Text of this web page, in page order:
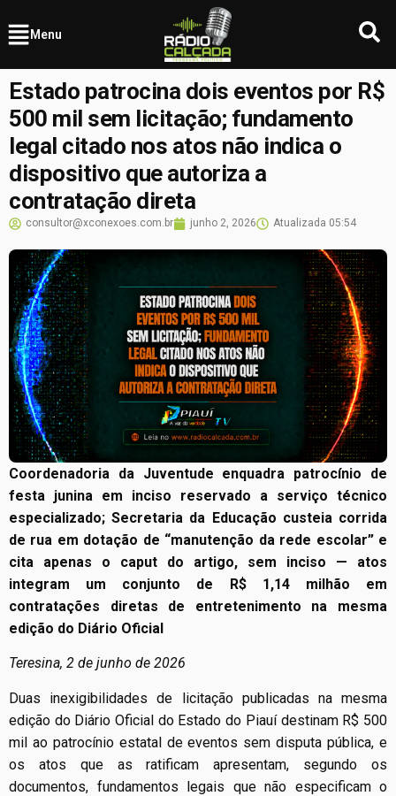
Menu
Estado patrocina dois eventos por R$
500 mil sem licitação; fundamento
legal citado nos atos não indica o
dispositivo que autoriza a
contratação direta
consultor@xconexoes.com.br junho 2, 2026 Atualizada 05:54
Coordenadoria da Juventude enquadra patrocínio de
festa junina em inciso reservado a serviço técnico
especializado; Secretaria da Educação custeia corrida
de rua em dotação de “manutenção da rede escolar” e
cita apenas o caput do artigo, sem inciso — atos
integram um conjunto de R$ 1,14 milhão em
contratações diretas de entretenimento na mesma
edição do Diário Oficial
Teresina, 2 de junho de 2026
Duas inexigibilidades de licitação publicadas na mesma
edição do Diário Oficial do Estado do Piauí destinam R$ 500
mil ao patrocínio estatal de eventos sem disputa pública, e
os atos que as ratificam apresentam, segundo os
documentos, fundamentos legais que não especificam o